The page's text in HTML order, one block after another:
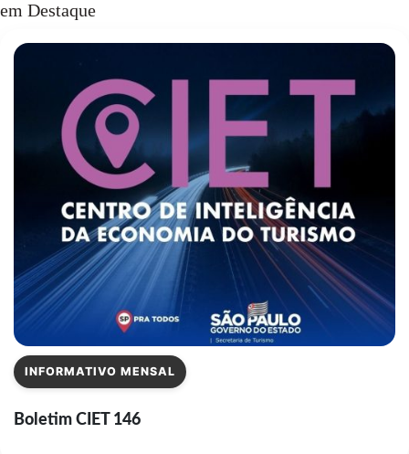
em Destaque
INFORMATIVO MENSAL
Boletim CIET 146